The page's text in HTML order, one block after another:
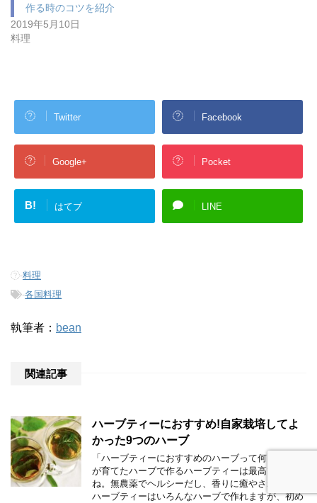
作る時のコツを紹介
2019年5月10日
料理
Twitter Facebook
Google+ Pocket
B! はてブ LINE
-料理
-各国料理
執筆者： bean
関連記事
ハーブティーにおすすめ!自家栽培してよ
かった9つのハーブ
「ハーブティーにおすすめのハーブって何？」 自分
が育てたハーブで作るハーブティーは最高ですよ
ね。無農薬でヘルシーだし、香りに癒やされます。
ハーブティーはいろんなハーブで作れますが、初め